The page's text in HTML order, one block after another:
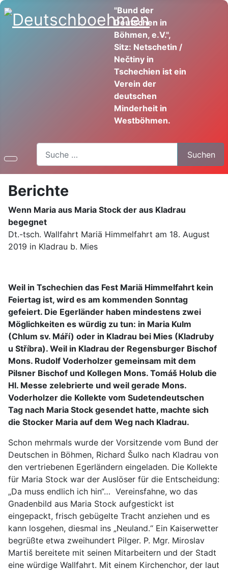
"Bund der
Deutschen in
Böhmen, e.V.",
Sitz: Netschetin /
Nečtiny in
Tschechien ist ein
Verein der
deutschen
Minderheit in
Westböhmen.
Suchen
Berichte
Wenn Maria aus Maria Stock der aus Kladrau
begegnet
Dt.-tsch. Wallfahrt Mariä Himmelfahrt am 18. August
2019 in Kladrau b. Mies
Weil in Tschechien das Fest Mariä Himmelfahrt kein
Feiertag ist, wird es am kommenden Sonntag
gefeiert. Die Egerländer haben mindestens zwei
Möglichkeiten es würdig zu tun: in Maria Kulm
(Chlum sv. Máří) oder in Kladrau bei Mies (Kladruby
u Stříbra). Weil in Kladrau der Regensburger Bischof
Mons. Rudolf Voderholzer gemeinsam mit dem
Pilsner Bischof und Kollegen Mons. Tomáš Holub die
Hl. Messe zelebrierte und weil gerade Mons.
Voderholzer die Kollekte vom Sudetendeutschen
Tag nach Maria Stock gesendet hatte, machte sich
die Stocker Maria auf dem Weg nach Kladrau.
Schon mehrmals wurde der Vorsitzende vom Bund der
Deutschen in Böhmen, Richard Šulko nach Kladrau von
den vertriebenen Egerländern eingeladen. Die Kollekte
für Maria Stock war der Auslöser für die Entscheidung:
„Da muss endlich ich hin“… Vereinsfahne, wo das
Gnadenbild aus Maria Stock aufgestickt ist
eingepackt, frisch gebügelte Tracht anziehen und es
kann losgehen, diesmal ins „Neuland.“ Ein Kaiserwetter
begrüßte etwa zweihundert Pilger. P. Mgr. Miroslav
Martiš bereitete mit seinen Mitarbeitern und der Stadt
eine würdige Wallfahrt. Mit einem Kirchenchor, der laut